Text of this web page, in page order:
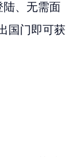
、无需面
国门即可获